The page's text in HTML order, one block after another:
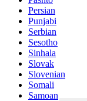
Persian
Punjabi
Serbian
Sesotho
Sinhala
Slovak
Slovenian
Somali
Samoan